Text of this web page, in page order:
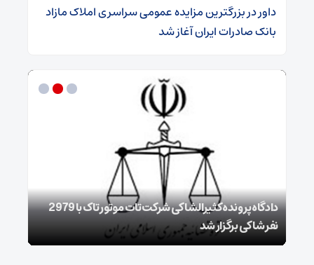
داوردر​بزرگترین مزایده عمومی سراسری املاک مازاد
بانک صادرات ایران آغاز شد
دادگاه پرونده کثیرالشاکی شرکت تات موتور تاک با 2979
نفر شاکی برگزار شد